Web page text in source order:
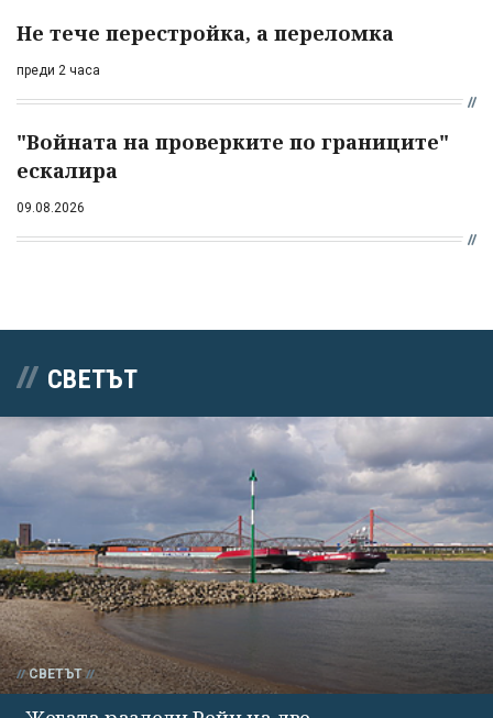
Не тече перестройка, а переломка
преди 2 часа
"Войната на проверките по границите"
ескалира
09.08.2026
СВЕТЪТ
СВЕТЪТ